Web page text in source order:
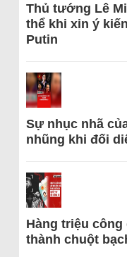
Thủ tướng Lê
thể khi xin ý
Putin
Sự nhục nhã
nhũng khi đối
Hàng triệu công
thành chuột